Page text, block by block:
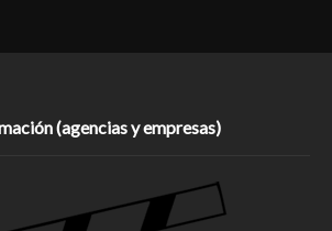
(agencias y empresas)